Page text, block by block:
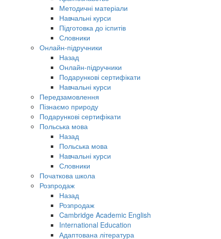
Методичні матеріали
Навчальні курси
Підготовка до іспитів
Словники
Онлайн-підручники
Назад
Онлайн-підручники
Подарункові сертифікати
Навчальні курси
Передзамовлення
Пізнаємо природу
Подарункові сертифікати
Польська мова
Назад
Польська мова
Навчальні курси
Словники
Початкова школа
Розпродаж
Назад
Розпродаж
Cambridge Academic English
International Education
Адаптована література